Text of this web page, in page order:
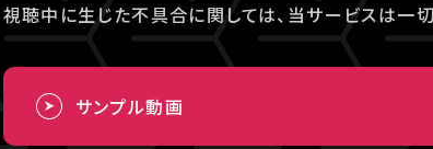
視聴中に生じた不具合に関しては、当サービスは一
サンプル動画